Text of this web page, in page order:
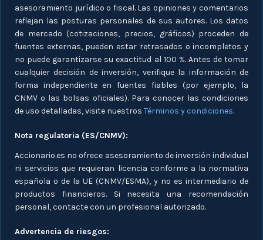
asesoramiento jurídico o fiscal. Las opiniones y comentarios
reflejan las posturas personales de sus autores. Los datos
de mercado (cotizaciones, precios, gráficos) proceden de
fuentes externas, pueden estar retrasados o incompletos y
no puede garantizarse su exactitud al 100 %. Antes de tomar
cualquier decisión de inversión, verifique la información de
forma independiente en fuentes fiables (por ejemplo, la
CNMV o las bolsas oficiales). Para conocer las condiciones
de uso detalladas, visite nuestros Términos y condiciones.
Nota regulatoria (ES/CNMV):
Accionario.es no ofrece asesoramiento de inversión individual
ni servicios que requieran licencia conforme a la normativa
española o de la UE (CNMV/ESMA), y no es intermediario de
productos financieros. Si necesita una recomendación
personal, contacte con un profesional autorizado.
Advertencia de riesgos: